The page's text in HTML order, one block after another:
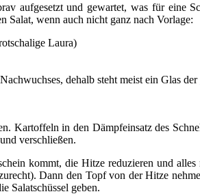
aufgesetzt und gewartet, was für eine
wenn auch nicht ganz nach Vorlage:
Laura)
dehalb steht meist ein Glas der
Kartoffeln in den Dämpfeinsatz des
verschließen.
kommt, die Hitze reduzieren und
Dann den Topf von der Hitze
Salatschüssel geben.